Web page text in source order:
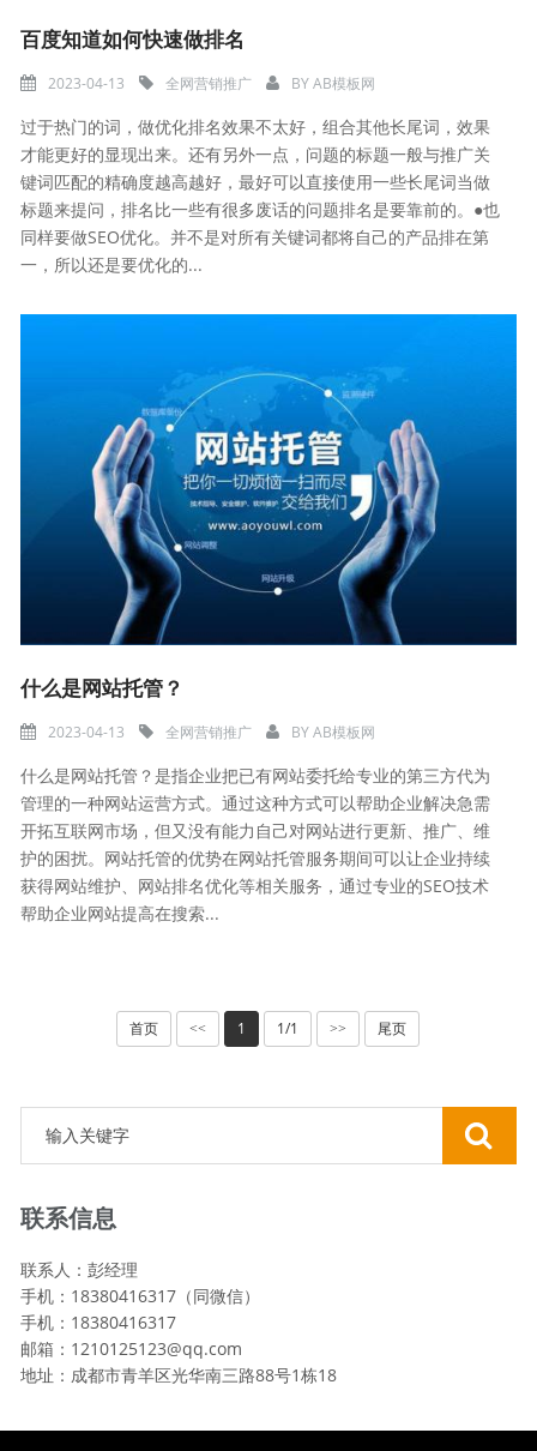
百度知道如何快速做排名
2023-04-13 全网营销推广 BYAB模板网
过于热门的词，做优化排名效果不太好，组合其他长尾词，效果
才能更好的显现出来。还有另外一点，问题的标题一般与推广关
键词匹配的精确度越高越好，最好可以直接使用一些长尾词当做
标题来提问，排名比一些有很多废话的问题排名是要靠前的。●也
同样要做SEO优化。并不是对所有关键词都将自己的产品排在第
一，所以还是要优化的...
什么是网站托管？
2023-04-13 全网营销推广 BYAB模板网
什么是网站托管？是指企业把已有网站委托给专业的第三方代为
管理的一种网站运营方式。通过这种方式可以帮助企业解决急需
开拓互联网市场，但又没有能力自己对网站进行更新、推广、维
护的困扰。网站托管的优势在网站托管服务期间可以让企业持续
获得网站维护、网站排名优化等相关服务，通过专业的SEO技术
帮助企业网站提高在搜索...
首页 << 1 1/1 >> 尾页
联系信息
联系人：彭经理
手机：18380416317（同微信）
手机：18380416317
邮箱：1210125123@qq.com
地址：成都市青羊区光华南三路88号1栋18